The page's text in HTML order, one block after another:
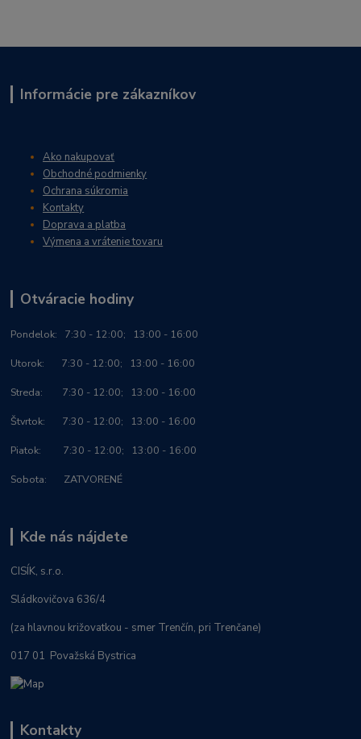
Informácie pre zákazníkov
Ako nakupovať
Obchodné podmienky
Ochrana súkromia
Kontakty
Doprava a platba
Výmena a vrátenie tovaru
Otváracie hodiny
Pondelok: 7:30 - 12:00; 13:00 - 16:00
Utorok: 7:30 - 12:00; 13:00 - 16:00
Streda: 7:30 - 12:00; 13:00 - 16:00
Štvrtok: 7:30 - 12:00; 13:00 - 16:00
Piatok: 7:30 - 12:00; 13:00 - 16:00
Sobota: ZATVORENÉ
Kde nás nájdete
CISÍK, s.r.o.
Sládkovičova 636/4
(za hlavnou križovatkou - smer Trenčín, pri Trenčane)
017 01 Považská Bystrica
Kontakty